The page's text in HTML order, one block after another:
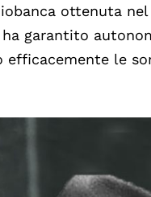
ottenuta
ha garantito
efficacemente le